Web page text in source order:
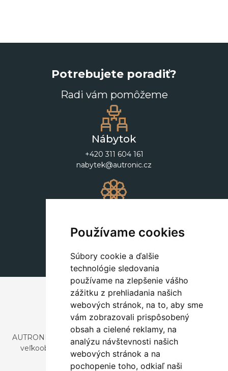
Používame cookies
Súbory cookie a ďalšie
technológie sledovania
používame na zlepšenie vášho
zážitku z prehliadania našich
webových stránok, na to, aby sme
vám zobrazovali prispôsobený
obsah a cielené reklamy, na
analýzu návštevnosti našich
webových stránok a na
pochopenie toho, odkiaľ naši
Potrebujete poradiť?
Radi vám pomôžeme
Nábytok
+420 311 604 161
nabytek@autronic.cz
+420 311 604 182
dekorace@autronic.cz
AUTRONIC, s.r.o. je spoločnosť zaoberajúca sa dovozom a
veľkoobchodným predajom dizajnového aj štýlového
nábytku a dekorácií.